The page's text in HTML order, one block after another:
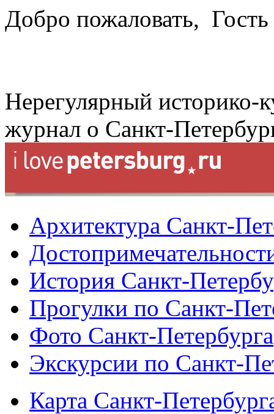
Добро пожаловать, Гость
Нерегулярный историко-
журнал о Санкт-
Архитектура Санкт-
История Санкт-
Прогулки по Санкт-
Фото Санкт-Петербурга
Экскурсии по Санкт-
Карта Санкт-